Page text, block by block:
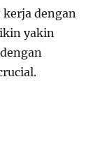
dengan
yakin